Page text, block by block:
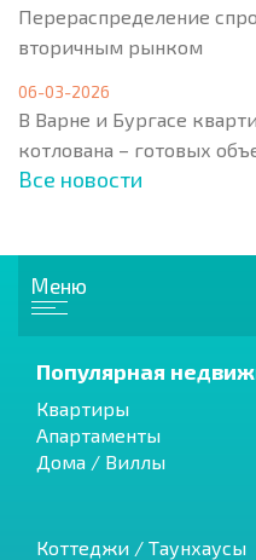
Перераспределение
вторичным рынком
06-03-2026
В Варне и Бургасе
котлована – готовых
Все новости
Меню
Популярная
Квартиры
Апартаменты
Дома / Виллы
Коттеджи / Таунхаусы